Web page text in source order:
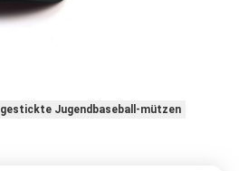
gestickte Jugendbaseball-mützen